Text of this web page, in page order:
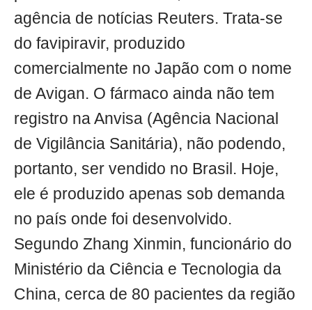
agência de notícias Reuters. Trata-se
do favipiravir, produzido
comercialmente no Japão com o nome
de Avigan. O fármaco ainda não tem
registro na Anvisa (Agência Nacional
de Vigilância Sanitária), não podendo,
portanto, ser vendido no Brasil. Hoje,
ele é produzido apenas sob demanda
no país onde foi desenvolvido.
Segundo Zhang Xinmin, funcionário do
Ministério da Ciência e Tecnologia da
China, cerca de 80 pacientes da região